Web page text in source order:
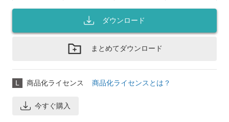
ダウンロード
まとめてダウンロード
L 商品化ライセンス 商品化ライセンスとは？
今すぐ購入